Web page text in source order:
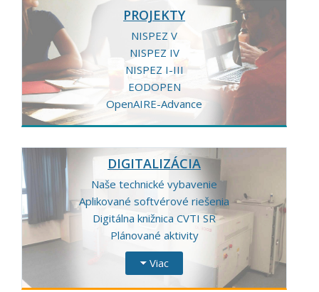
PROJEKTY
NISPEZ V
NISPEZ IV
NISPEZ I-III
EODOPEN
OpenAIRE-Advance
DIGITALIZÁCIA
Naše technické vybavenie
Aplikované softvérové riešenia
Digitálna knižnica CVTI SR
Plánované aktivity
Viac